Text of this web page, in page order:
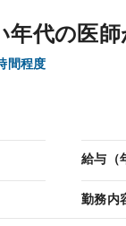
年代の医
間程度
給与（
勤務内